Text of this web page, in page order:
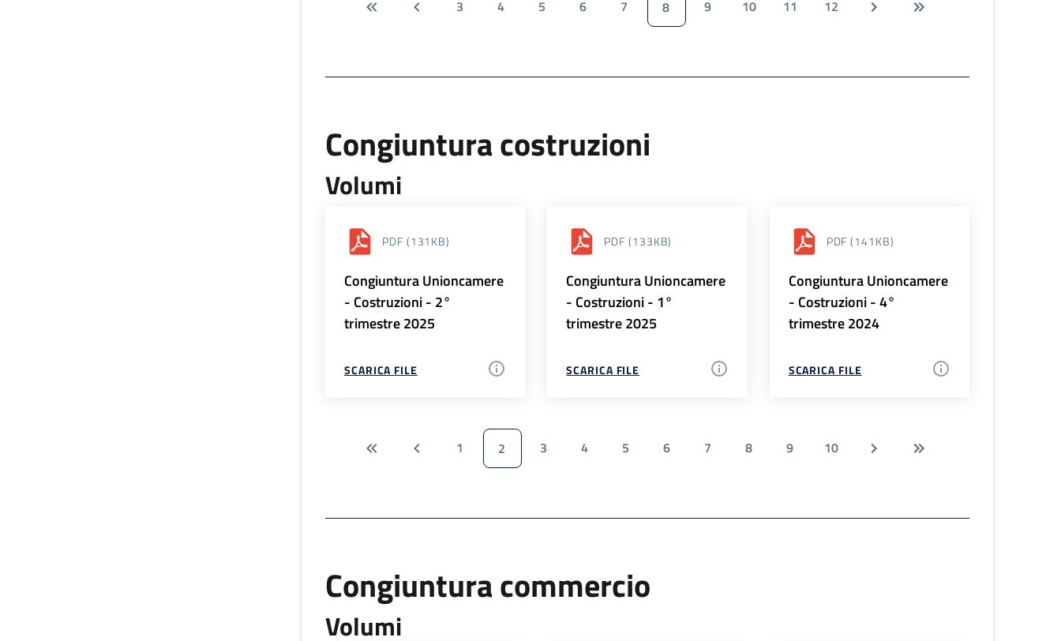
3 4 5 6 7 8 9 10 11 12
Congiuntura costruzioni
Volumi
PDF (131KB)
Congiuntura Unioncamere
- Costruzioni - 2°
trimestre 2025
SCARICA FILE
PDF (133KB)
Congiuntura Unioncamere
- Costruzioni - 1°
trimestre 2025
SCARICA FILE
PDF (141KB)
Congiuntura Unioncamere
- Costruzioni - 4°
trimestre 2024
SCARICA FILE
1 2 3 4 5 6 7 8 9 10
Congiuntura commercio
Volumi